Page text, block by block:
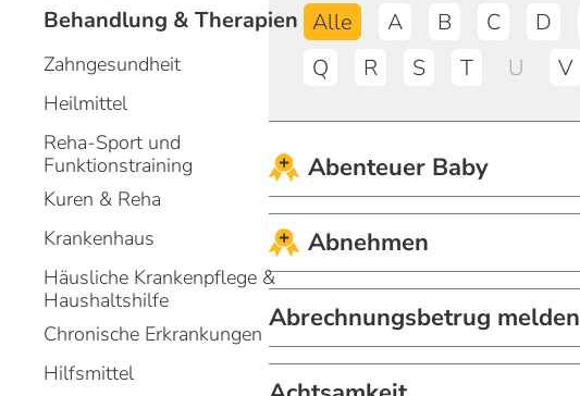
Behandlung & Therapien
Zahngesundheit
Heilmittel
Reha-Sport und
Funktionstraining
Kuren & Reha
Krankenhaus
Häusliche Krankenpflege &
Haushaltshilfe
Chronische Erkrankungen
Hilfsmittel
Alle
A B C D
Q
R S T U V
Abenteuer Baby
Abnehmen
Abrechnungsbetrug melden